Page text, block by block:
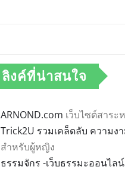
ลิงค์ที่น่าสนใจ
ARNOND.com เว็บไซต์สาระ
Trick2U รวมเคล็ดลับ ความง
สำหรับผู้หญิง
ธรรมจักร -เว็บธรรมะออนไลน์